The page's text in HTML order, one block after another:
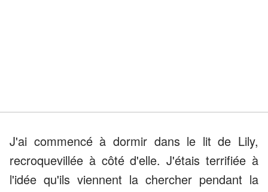
J'ai commencé à dormir dans le lit de Lily,
recroquevillée à côté d'elle. J'étais terrifiée à
l'idée qu'ils viennent la chercher pendant la